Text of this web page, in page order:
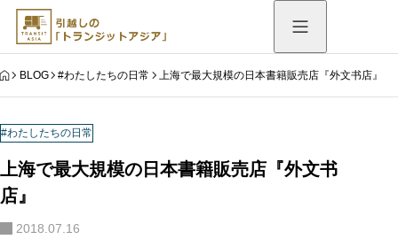
HOME
BLOG #わたしたちの日常 上海で最大規模の日本書籍販売店『外文书店』
#わたしたちの日常
上海で最大規模の日本書籍販売店『外文书
店』
2018.07.16